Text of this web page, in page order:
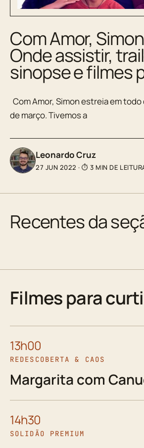
Com Amor,
Onde assistir,
sinopse e filmes
Com Amor, Simon estreia em todo
de março. Tivemos a
Leonardo Cruz
27 JUN 2022 ·⏱ 3 MIN DE
Recentes da
Filmes para
13h00
REDESCOBERTA & CAOS
Margarita com
14h30
SOLIDÃO PREMIUM